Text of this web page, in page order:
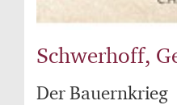
Schwerhoff,
Der Bauernkrieg